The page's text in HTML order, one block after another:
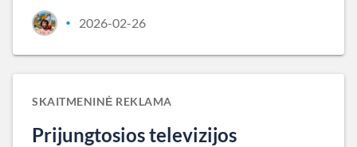
• 2026-02-26
SKAITMENINĖ REKLAMA
Prijungtosios televizijos